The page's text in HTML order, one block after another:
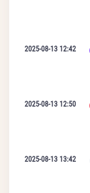
2025-08-13 12:42
2025-08-13 12:50
2025-08-13 13:42